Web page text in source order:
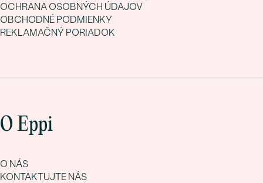
OCHRANA OSOBNÝCH ÚDAJOV
OBCHODNÉ PODMIENKY
REKLAMAČNÝ PORIADOK
O Eppi
O NÁS
KONTAKTUJTE NÁS